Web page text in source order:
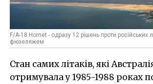
F/A-18 Hornet - одразу 12 рішень проти російських
фюзеляжем
Стан самих літаків, які
отримувала у 1985-1988 роках